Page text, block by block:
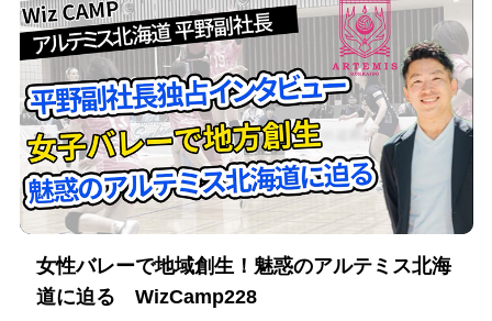
女性バレーで地域創生！魅惑のアルテミス北海
道に迫る WizCamp228